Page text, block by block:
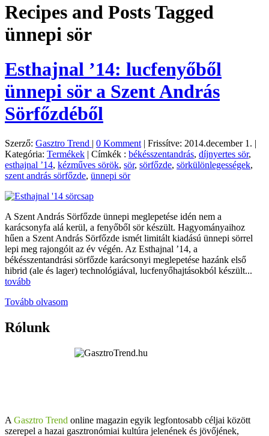
Recipes and Posts Tagged
ünnepi sör
Esthajnal ’14: lucfenyőből
ünnepi sör a Szent András
Sörfőzdéből
Szerző: Gasztro Trend | 0 Komment | Frissítve: 2014.december 1. |
Kategória: Termékek | Címkék : békésszentandrás, díjnyertes sör,
esthajnal ’14, kézműves sörök, sör, sörfőzde, sörkülönlegességek,
szent andrás sörfőzde, ünnepi sör
A Szent András Sörfőzde ünnepi meglepetése idén nem a
karácsonyfa alá kerül, a fenyőből sör készült. Hagyományaihoz
hűen a Szent András Sörfőzde ismét limitált kiadású ünnepi sörrel
lepi meg rajongóit az év végén. Az Esthajnal ’14, a
békésszentandrási sörfőzde karácsonyi meglepetése hazánk első
hibrid (ale és lager) technológiával, lucfenyőhajtásokból készült...
tovább
Tovább olvasom
Rólunk
A Gasztro Trend online magazin egyik legfontosabb céljai között
szerepel a hazai gasztronómiai kultúra jelenének és jövőjének,